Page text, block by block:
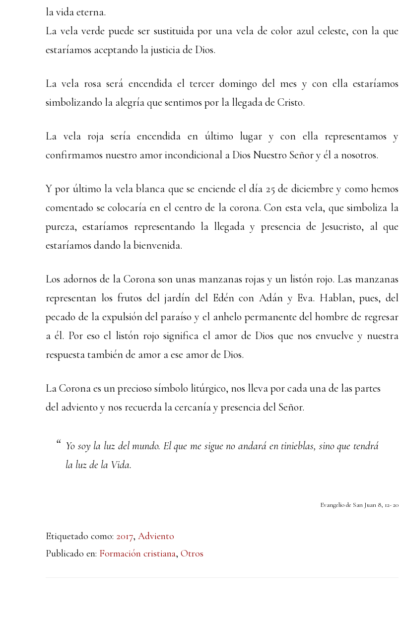
la vida eterna.
La vela verde puede ser sustituida por una vela de color azul celeste, con la que
estaríamos aceptando la justicia de Dios.
La vela rosa será encendida el tercer domingo del mes y con ella estaríamos
simbolizando la alegría que sentimos por la llegada de Cristo.
La vela roja sería encendida en último lugar y con ella representamos y
confirmamos nuestro amor incondicional a Dios Nuestro Señor y él a nosotros.
Y por último la vela blanca que se enciende el día 25 de diciembre y como hemos
comentado se colocaría en el centro de la corona. Con esta vela, que simboliza la
pureza, estaríamos representando la llegada y presencia de Jesucristo, al que
estaríamos dando la bienvenida.
Los adornos de la Corona son unas manzanas rojas y un listón rojo. Las manzanas
representan los frutos del jardín del Edén con Adán y Eva. Hablan, pues, del
pecado de la expulsión del paraíso y el anhelo permanente del hombre de regresar
a él. Por eso el listón rojo significa el amor de Dios que nos envuelve y nuestra
respuesta también de amor a ese amor de Dios.
La Corona es un precioso símbolo litúrgico, nos lleva por cada una de las partes
del adviento y nos recuerda la cercanía y presencia del Señor.
Yo soy la luz del mundo. El que me sigue no andará en tinieblas, sino que tendrá
la luz de la Vida.
Evangelio de San Juan 8, 12- 20
Etiquetado como: 2017, Adviento
Publicado en: Formación cristiana, Otros